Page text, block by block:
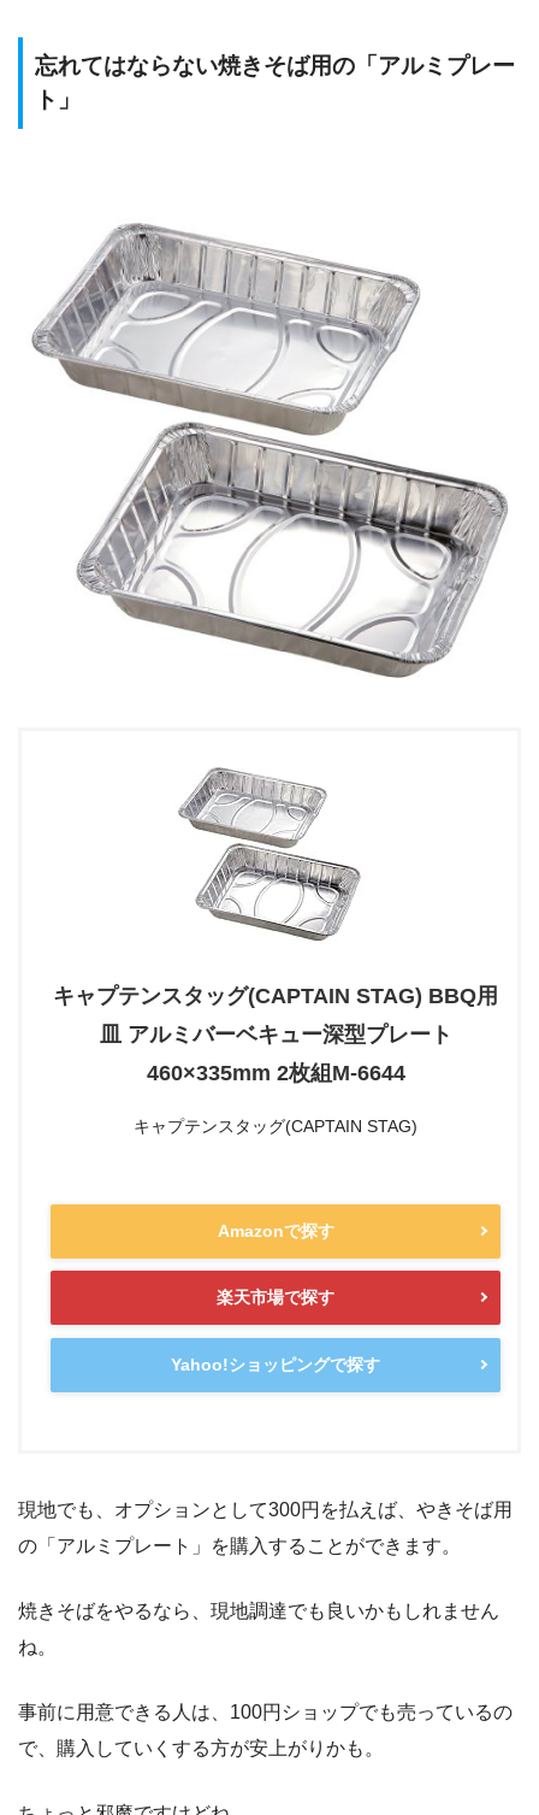
忘れてはならない焼きそば用の「アルミプレー
ト」
キャプテンスタッグ(CAPTAIN STAG) BBQ用
皿 アルミバーベキュー深型プレート
460×335mm 2枚組M-6644
キャプテンスタッグ(CAPTAIN STAG)
Amazonで探す
楽天市場で探す
Yahoo!ショッピングで探す
現地でも、オプションとして300円を払えば、やきそば用
の「アルミプレート」を購入することができます。
焼きそばをやるなら、現地調達でも良いかもしれません
ね。
事前に用意できる人は、100円ショップでも売っているの
で、購入していくする方が安上がりかも。